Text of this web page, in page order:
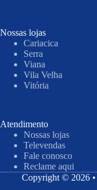
Nossas lojas
Cariacica
Serra
Viana
Vila Velha
Vitória
Atendimento
Nossas lojas
Televendas
Fale conosco
Reclame aqui
Copyright © 2026 •